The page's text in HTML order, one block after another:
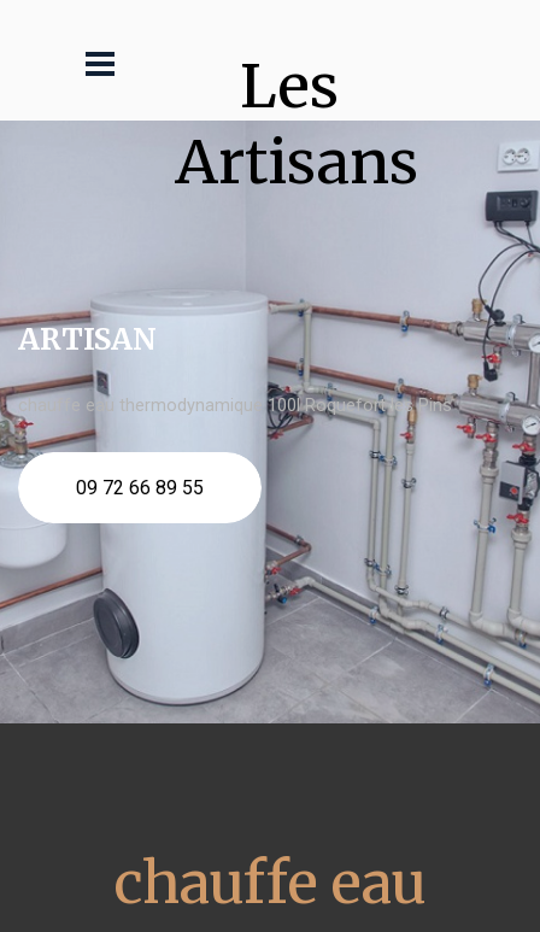
Les
Artisans
ARTISAN
chauffe eau thermodynamique 100l Roquefort les Pins
09 72 66 89 55
chauffe eau